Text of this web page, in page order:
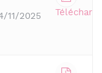
11/2025